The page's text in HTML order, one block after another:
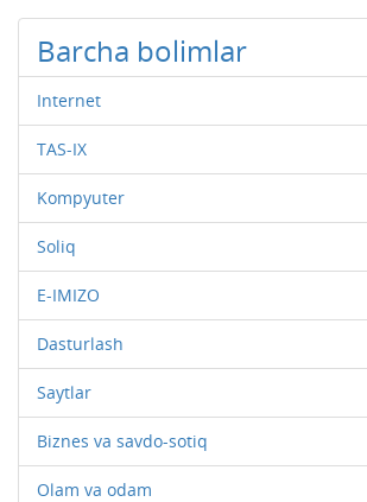
Barcha bolimlar
Internet
TAS-IX
Kompyuter
Soliq
E-IMIZO
Dasturlash
Saytlar
Biznes va savdo-sotiq
Olam va odam